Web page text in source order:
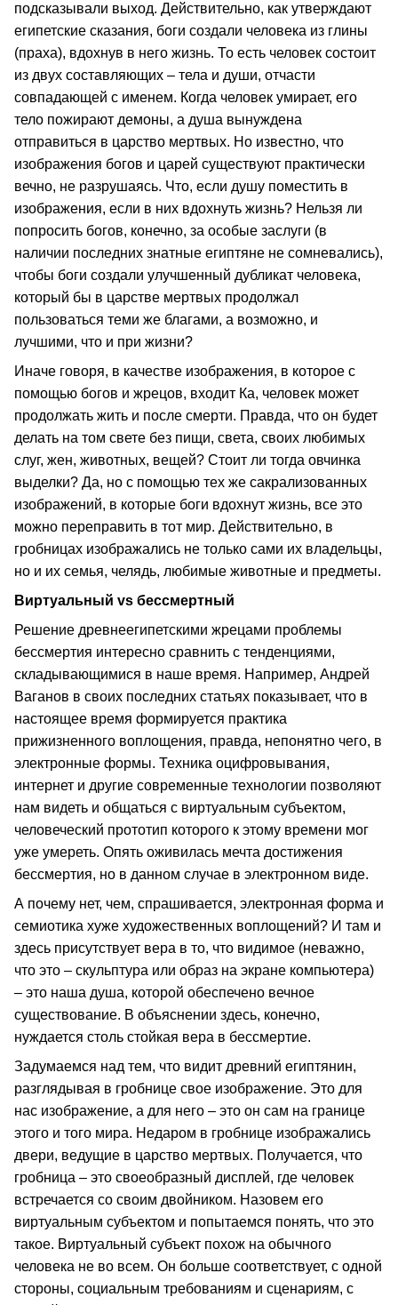
подсказывали выход. Действительно, как утверждают
египетские сказания, боги создали человека из глины
(праха), вдохнув в него жизнь. То есть человек состоит
из двух составляющих – тела и души, отчасти
совпадающей с именем. Когда человек умирает, его
тело пожирают демоны, а душа вынуждена
отправиться в царство мертвых. Но известно, что
изображения богов и царей существуют практически
вечно, не разрушаясь. Что, если душу поместить в
изображения, если в них вдохнуть жизнь? Нельзя ли
попросить богов, конечно, за особые заслуги (в
наличии последних знатные египтяне не сомневались),
чтобы боги создали улучшенный дубликат человека,
который бы в царстве мертвых продолжал
пользоваться теми же благами, а возможно, и
лучшими, что и при жизни?
Иначе говоря, в качестве изображения, в которое с
помощью богов и жрецов, входит Ка, человек может
продолжать жить и после смерти. Правда, что он будет
делать на том свете без пищи, света, своих любимых
слуг, жен, животных, вещей? Стоит ли тогда овчинка
выделки? Да, но с помощью тех же сакрализованных
изображений, в которые боги вдохнут жизнь, все это
можно переправить в тот мир. Действительно, в
гробницах изображались не только сами их владельцы,
но и их семья, челядь, любимые животные и предметы.
Виртуальный vs бессмертный
Решение древнеегипетскими жрецами проблемы
бессмертия интересно сравнить с тенденциями,
складывающимися в наше время. Например, Андрей
Ваганов в своих последних статьях показывает, что в
настоящее время формируется практика
прижизненного воплощения, правда, непонятно чего, в
электронные формы. Техника оцифровывания,
интернет и другие современные технологии позволяют
нам видеть и общаться с виртуальным субъектом,
человеческий прототип которого к этому времени мог
уже умереть. Опять оживилась мечта достижения
бессмертия, но в данном случае в электронном виде.
А почему нет, чем, спрашивается, электронная форма и
семиотика хуже художественных воплощений? И там и
здесь присутствует вера в то, что видимое (неважно,
что это – скульптура или образ на экране компьютера)
– это наша душа, которой обеспечено вечное
существование. В объяснении здесь, конечно,
нуждается столь стойкая вера в бессмертие.
Задумаемся над тем, что видит древний египтянин,
разглядывая в гробнице свое изображение. Это для
нас изображение, а для него – это он сам на границе
этого и того мира. Недаром в гробнице изображались
двери, ведущие в царство мертвых. Получается, что
гробница – это своеобразный дисплей, где человек
встречается со своим двойником. Назовем его
виртуальным субъектом и попытаемся понять, что это
такое. Виртуальный субъект похож на обычного
человека не во всем. Он больше соответствует, с одной
стороны, социальным требованиям и сценариям, с